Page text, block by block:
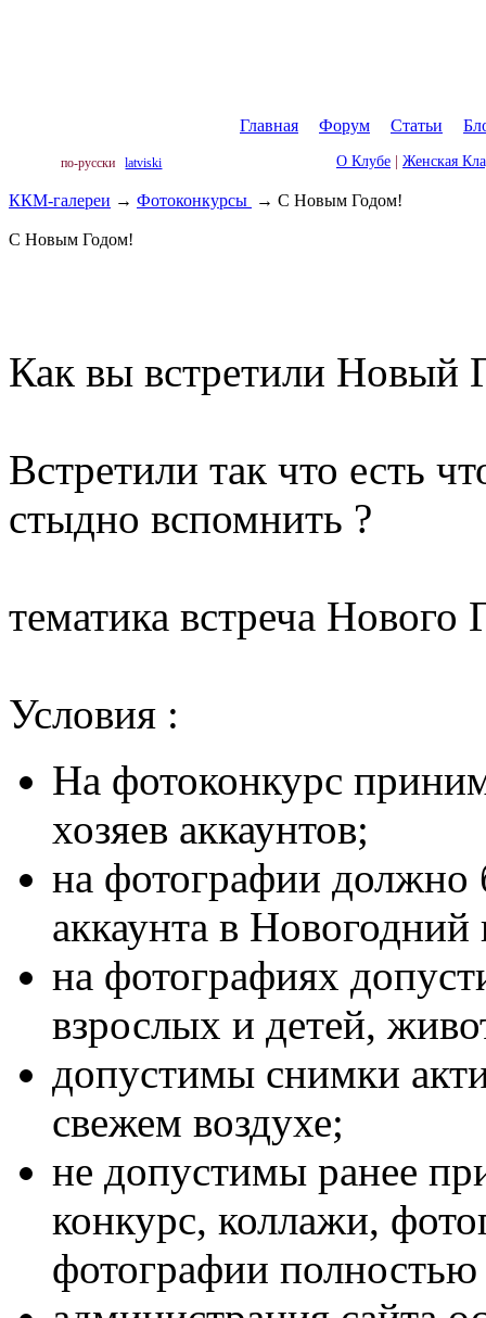
Главная Форум Статьи
по-русски latviski О Клубе Женская
ККМ-галереи → Фотоконкурсы → С Новым Годом!
С Новым Годом!
Как вы встретили Новый
Встретили так что есть
стыдно вспомнить ?
тематика встреча Нового
Условия :
На фотоконкурс
хозяев аккаунтов;
на фотографии должно
аккаунта в Новогодний
на фотографиях
взрослых и детей,
допустимы снимки
свежем воздухе;
не допустимы ранее
конкурс, коллажи,
фотографии